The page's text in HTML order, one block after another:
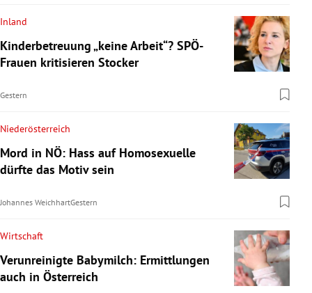
Inland
Kinderbetreuung „keine Arbeit“? SPÖ-
Frauen kritisieren Stocker
Gestern
Niederösterreich
Mord in NÖ: Hass auf Homosexuelle
dürfte das Motiv sein
Johannes WeichhartGestern
Wirtschaft
Verunreinigte Babymilch: Ermittlungen
auch in Österreich